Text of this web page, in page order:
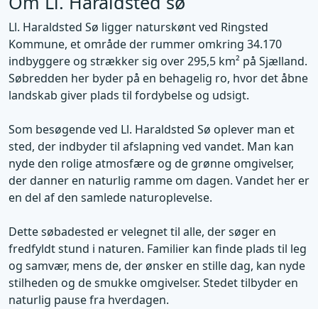
Ll. Haraldsted Sø ligger naturskønt ved Ringsted
Kommune, et område der rummer omkring 34.170
indbyggere og strækker sig over 295,5 km² på Sjælland.
Søbredden her byder på en behagelig ro, hvor det åbne
landskab giver plads til fordybelse og udsigt.
Som besøgende ved Ll. Haraldsted Sø oplever man et
sted, der indbyder til afslapning ved vandet. Man kan
nyde den rolige atmosfære og de grønne omgivelser,
der danner en naturlig ramme om dagen. Vandet her er
en del af den samlede naturoplevelse.
Dette søbadested er velegnet til alle, der søger en
fredfyldt stund i naturen. Familier kan finde plads til leg
og samvær, mens de, der ønsker en stille dag, kan nyde
stilheden og de smukke omgivelser. Stedet tilbyder en
naturlig pause fra hverdagen.